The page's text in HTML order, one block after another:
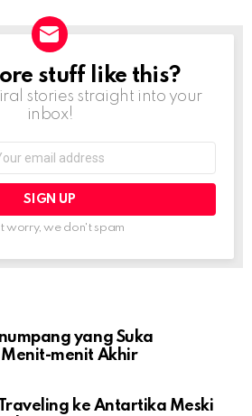
stuff like this?
stories straight into your
inbox!
worry, we don't spam
yang Suka
menit Akhir
ke Antartika Meski